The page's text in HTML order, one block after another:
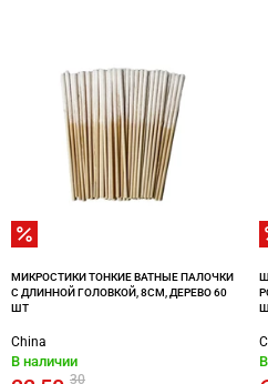
МИКРОСТИКИ ТОНКИЕ ВАТНЫЕ ПАЛОЧКИ
С ДЛИННОЙ ГОЛОВКОЙ, 8СМ, ДЕРЕВО 60
ШТ
China
В наличии
30